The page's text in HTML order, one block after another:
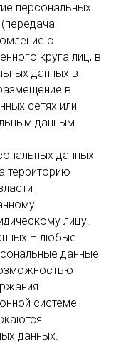
персональных
с
круга лиц, в
данных в
в
сетях или
данным
данных
территорию
лицу.
– любые
данные
системе
данных.